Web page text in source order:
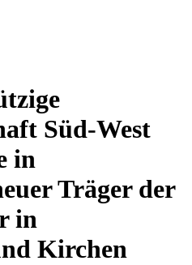
Süd-West
in
Träger der
in
Kirchen